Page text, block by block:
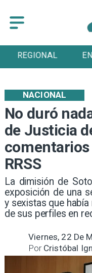
ENTRETENCIÓN
No duró
de Justicia
RRSS
​La dimisión de
exposición de una
y sexistas que
de sus perfiles en
NACIONAL
Viernes, 22 De
Cristóbal
Por